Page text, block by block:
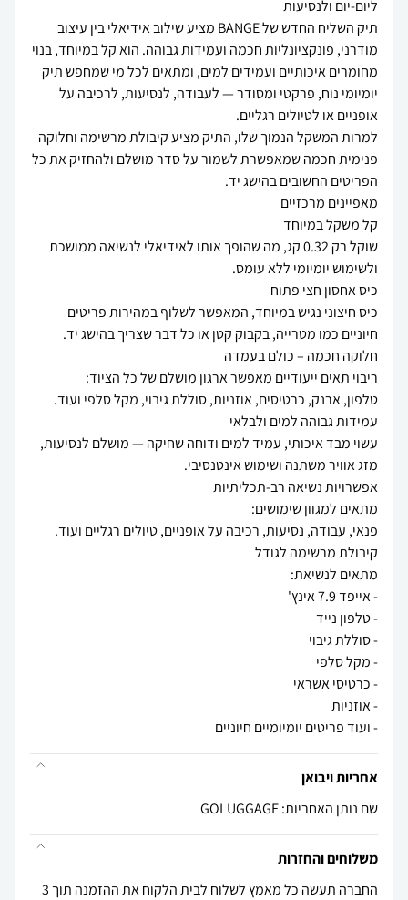
תיק השליח החדש של BANGE מציע שילוב אידיאלי בין עיצוב
מודרני, פונקציונליות חכמה ועמידות גבוהה. הוא קל במיוחד, בנוי
מחומרים איכותיים ועמידים למים, ומתאים לכל מי שמחפש תיק
יומיומי נוח, פרקטי ומסודר — לעבודה, לנסיעות, לרכיבה על
למרות המשקל הנמוך שלו, התיק מציע קיבולת מרשימה וחלוקה
פנימית חכמה שמאפשרת לשמור על סדר מושלם ולהחזיק את כל
שוקל רק 0.32 קג, מה שהופך אותו לאידיאלי לנשיאה ממושכת
כיס חיצוני נגיש במיוחד, המאפשר לשלוף במהירות פריטים
עשוי מבד איכותי, עמיד למים ודוחה שחיקה — מושלם לנסיעות,
- ועוד פריטים יומיומיים חיוניים
אחריות ויבואן
שם נותן האחריות: GOLUGGAGE
משלוחים והחזרות
החברה תעשה כל מאמץ לשלוח לבית הלקוח את ההזמנה תוך 3